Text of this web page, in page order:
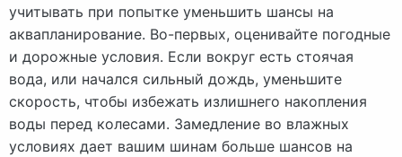
учитывать при попытке уменьшить шансы на
аквапланирование. Во-первых, оценивайте погодные
и дорожные условия. Если вокруг есть стоячая
вода, или начался сильный дождь, уменьшите
скорость, чтобы избежать излишнего накопления
воды перед колесами. Замедление во влажных
условиях дает вашим шинам больше шансов на